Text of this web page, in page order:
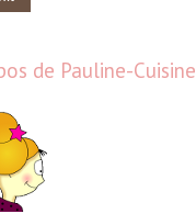
de Pauline-Cuisine